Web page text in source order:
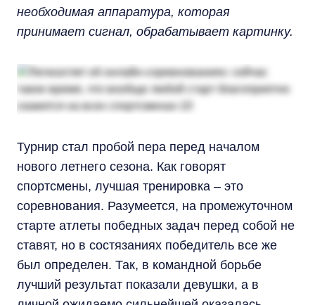
необходимая аппаратура, которая
принимает сигнал, обрабатывает картинку.
Турнир стал пробой пера перед началом
нового летнего сезона. Как говорят
спортсмены, лучшая тренировка – это
соревнования. Разумеется, на промежуточном
старте атлеты победных задач перед собой не
ставят, но в состязаниях победитель все же
был определен. Так, в командной борьбе
лучший результат показали девушки, а в